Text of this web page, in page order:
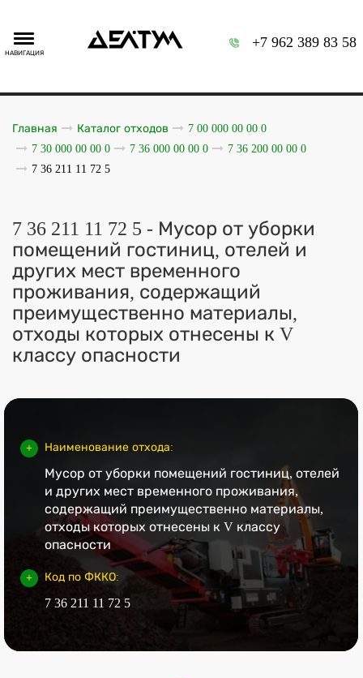
НАВИГАЦИЯ
+7 962 389 83 58
Главная Каталог отходов
7 00 000 00 00 0
7 30 000 00 00 0
7 36 000 00 00 0
7 36 200 00 00 0
7 36 211 11 72 5
7 36 211 11 72 5 - Мусор от уборки
помещений гостиниц, отелей и
других мест временного
проживания, содержащий
преимущественно материалы,
отходы которых отнесены к V
классу опасности
Наименование отхода:
Мусор от уборки помещений гостиниц, отелей
и других мест временного проживания,
содержащий преимущественно материалы,
отходы которых отнесены к V классу
опасности
Код по ФККО:
7 36 211 11 72 5